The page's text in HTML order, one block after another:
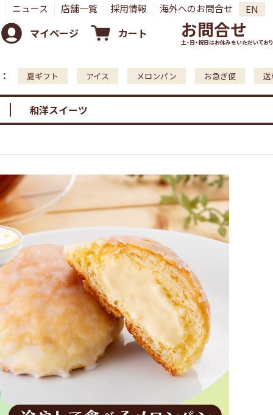
ニュース 店舗一覧 採用情報 海外へのお問合せ EN
マイページ カート お問合せ
土・日・祝日はお休みをいただいており
夏ギフト アイス メロンパン お急ぎ便
和洋スイーツ